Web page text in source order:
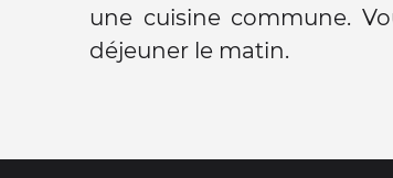
une cuisine commune.
déjeuner le matin.